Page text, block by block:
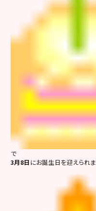
で
3月8日 にお誕生日を迎えられま